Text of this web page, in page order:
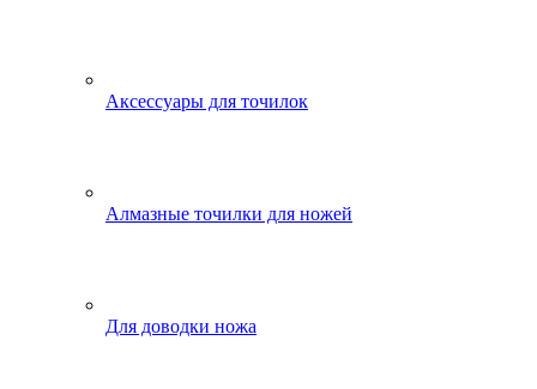
Аксессуары для точилок
Алмазные точилки для ножей
Для доводки ножа